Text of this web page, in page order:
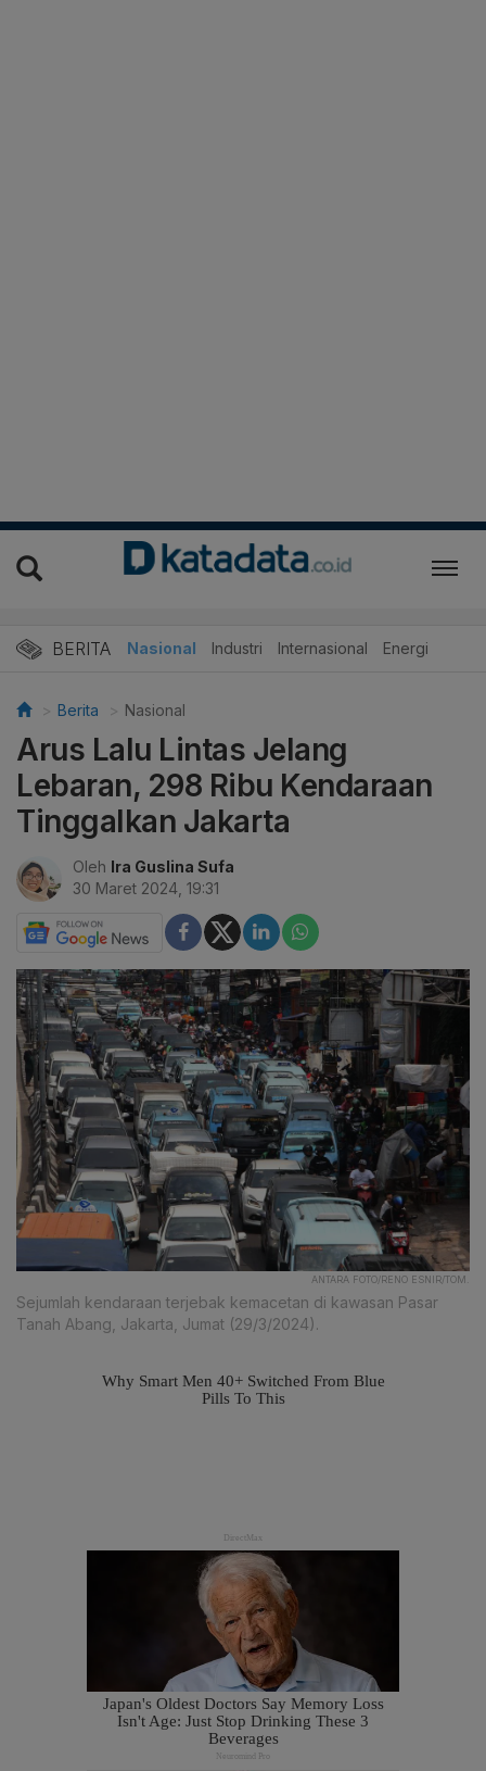
BERITA Nasional Industri Internasional Energi
Berita Nasional
Arus Lalu Lintas Jelang
Lebaran, 298 Ribu Kendaraan
Tinggalkan Jakarta
Oleh Ira Guslina Sufa
30 Maret 2024, 19:31
ANTARA FOTO/RENO ESNIR/TOM.
Sejumlah kendaraan terjebak kemacetan di kawasan Pasar
Tanah Abang, Jakarta, Jumat (29/3/2024).